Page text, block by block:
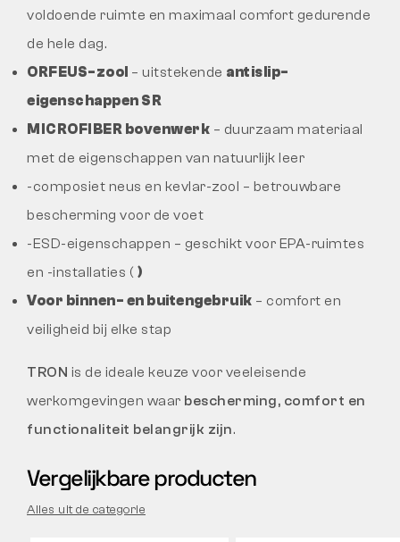
voldoende ruimte en maximaal comfort gedurende
de hele dag.
ORFEUS-zool – uitstekende antislip-
eigenschappen SR
MICROFIBER bovenwerk – duurzaam materiaal
met de eigenschappen van natuurlijk leer
-composiet neus en kevlar-zool – betrouwbare
bescherming voor de voet
-ESD-eigenschappen – geschikt voor EPA-ruimtes
en -installaties ( )
Voor binnen- en buitengebruik – comfort en
veiligheid bij elke stap
TRON is de ideale keuze voor veeleisende
werkomgevingen waar bescherming, comfort en
functionaliteit belangrijk zijn.
Vergelijkbare producten
Alles uit de categorie